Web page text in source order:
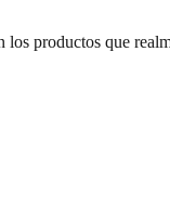
productos que